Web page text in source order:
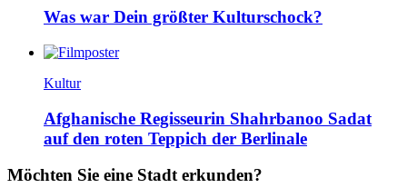
Was war Dein größter Kulturschock?
Kultur
Afghanische Regisseurin Shahrbanoo Sadat
auf den roten Teppich der Berlinale
Möchten Sie eine Stadt erkunden?